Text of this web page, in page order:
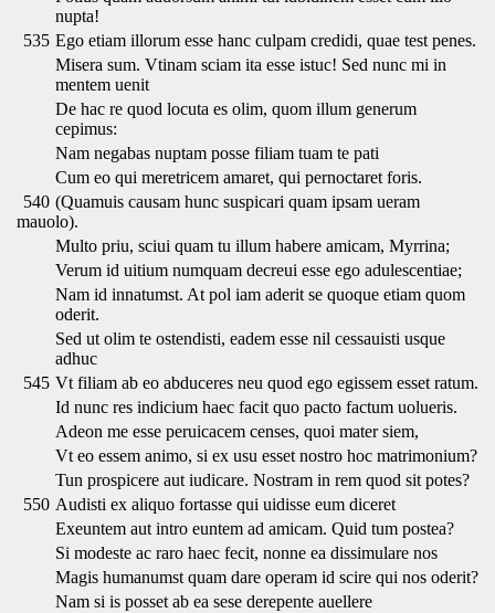
nupta!
535 Ego etiam illorum esse hanc culpam credidi, quae test penes.
Misera sum. Vtinam sciam ita esse istuc! Sed nunc mi in
mentem uenit
De hac re quod locuta es olim, quom illum generum
cepimus:
Nam negabas nuptam posse filiam tuam te pati
Cum eo qui meretricem amaret, qui pernoctaret foris.
540 (Quamuis causam hunc suspicari quam ipsam ueram
mauolo).
Multo priu, sciui quam tu illum habere amicam, Myrrina;
Verum id uitium numquam decreui esse ego adulescentiae;
Nam id innatumst. At pol iam aderit se quoque etiam quom
oderit.
Sed ut olim te ostendisti, eadem esse nil cessauisti usque
adhuc
545 Vt filiam ab eo abduceres neu quod ego egissem esset ratum.
Id nunc res indicium haec facit quo pacto factum uolueris.
Adeon me esse peruicacem censes, quoi mater siem,
Vt eo essem animo, si ex usu esset nostro hoc matrimonium?
Tun prospicere aut iudicare. Nostram in rem quod sit potes?
550 Audisti ex aliquo fortasse qui uidisse eum diceret
Exeuntem aut intro euntem ad amicam. Quid tum postea?
Si modeste ac raro haec fecit, nonne ea dissimulare nos
Magis humanumst quam dare operam id scire qui nos oderit?
Nam si is posset ab ea sese derepente auellere